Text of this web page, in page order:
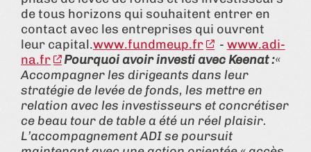
de tous horizons qui souhaitent entrer en
contact avec les entreprises qui ouvrent
leur capital.www.fundmeup.fr - www.adi-
na.fr
Pourquoi avoir investi avec Keenat :«
Accompagner les dirigeants dans leur
stratégie de levée de fonds, les mettre en
relation avec les investisseurs et concrétiser
ce beau tour de table a été un réel plaisir.
L’accompagnement ADI se poursuit